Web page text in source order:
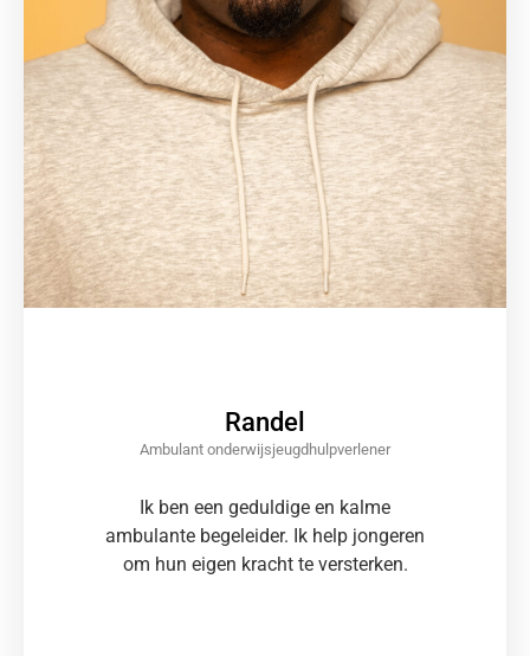
Randel
Ambulant onderwijsjeugdhulpverlener
Ik ben een geduldige en kalme
ambulante begeleider. Ik help jongeren
om hun eigen kracht te versterken.